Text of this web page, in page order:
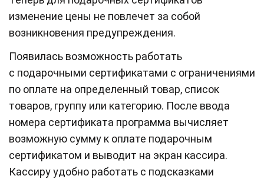
изменение цены не повлечет за собой
возникновения предупреждения.
Появилась возможность работать
с подарочными сертификатами с ограничениями
по оплате на определенный товар, список
товаров, группу или категорию. После ввода
номера сертификата программа вычисляет
возможную сумму к оплате подарочным
сертификатом и выводит на экран кассира.
Кассиру удобно работать с подсказками